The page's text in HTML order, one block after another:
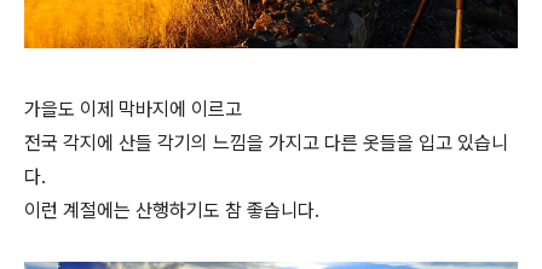
가을도 이제 막바지에 이르고
전국 각지에 산들 각기의 느낌을 가지고 다른 옷들을 입고 있습니
다.
이런 계절에는 산행하기도 참 좋습니다.